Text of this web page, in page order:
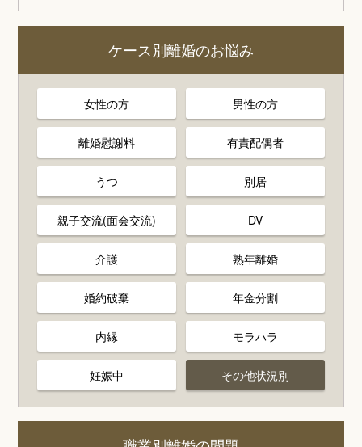
ケース別離婚のお悩み
女性の方 男性の方
離婚慰謝料 有責配偶者
うつ 別居
親子交流(面会交流) DV
介護 熟年離婚
婚約破棄 年金分割
内縁 モラハラ
妊娠中 その他状況別